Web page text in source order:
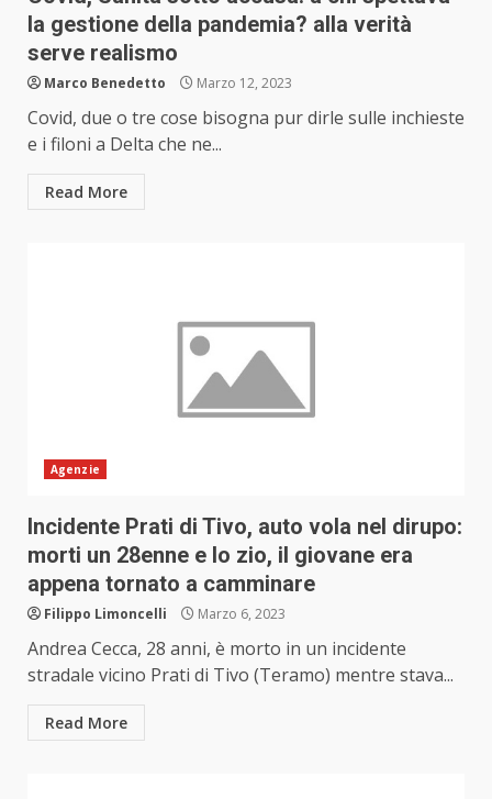
la gestione della pandemia? alla verità
serve realismo
Marco Benedetto Marzo 12, 2023
Covid, due o tre cose bisogna pur dirle sulle inchieste
e i filoni a Delta che ne...
Read More
Agenzie
Incidente Prati di Tivo, auto vola nel dirupo:
morti un 28enne e lo zio, il giovane era
appena tornato a camminare
Filippo Limoncelli Marzo 6, 2023
Andrea Cecca, 28 anni, è morto in un incidente
stradale vicino Prati di Tivo (Teramo) mentre stava...
Read More